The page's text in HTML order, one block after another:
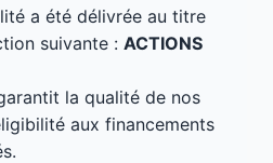
a été délivrée au titre
suivante : ACTIONS
la qualité de nos
aux financements